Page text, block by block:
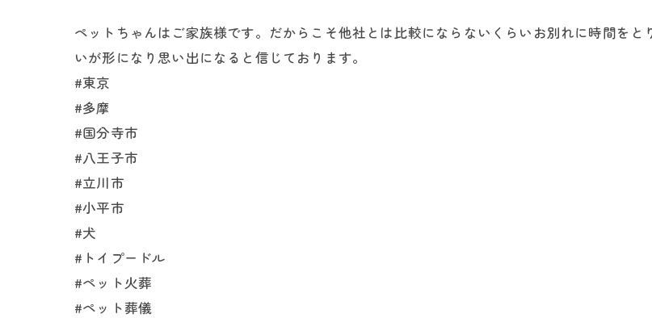
ペットちゃんはご家族様です。だからこそ他社とは比較にならないくらいお別れに時間を
いが形になり思い出になると信じております。
#東京
#多摩
#国分寺市
#八王子市
#立川市
#小平市
#犬
#トイプードル
#ペット火葬
#ペット葬儀